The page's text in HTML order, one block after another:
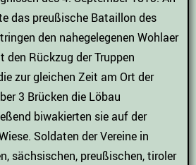
das preußische Bataillon des
den nahegelegenen Wohlaer
den Rückzug der Truppen
zur gleichen Zeit am Ort der
3 Brücken die Löbau
biwakierten sie auf der
Soldaten der Vereine in
sächsischen, preußischen, tiroler